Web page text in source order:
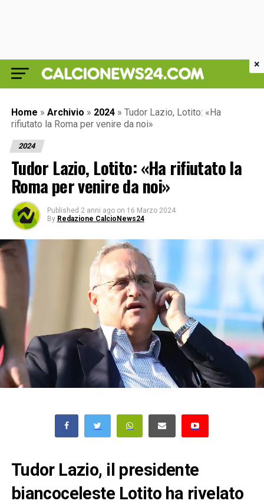
Home » Archivio » 2024 » Tudor Lazio, Lotito: «Ha
rifiutato la Roma per venire da noi»
2024
Tudor Lazio, Lotito: «Ha rifiutato la
Roma per venire da noi»
Published 2 anni ago on 16 Marzo 2024
By Redazione CalcioNews24
Tudor Lazio, il presidente
biancoceleste Lotito ha rivelato
×